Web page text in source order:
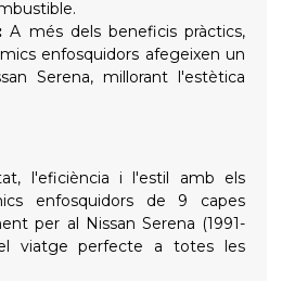
A més dels beneficis pràctics,
enfosquidors afegeixen un
Serena, millorant l'estètica
l'eficiència i l'estil amb els
enfosquidors de 9 capes
per al Nissan Serena (1991-
viatge perfecte a totes les